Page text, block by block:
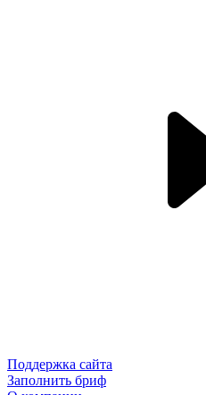
Поддержка сайта
Заполнить бриф